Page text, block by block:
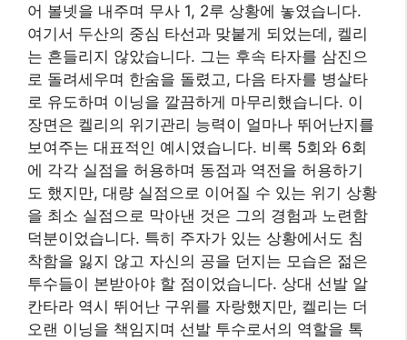
어 볼넷을 내주며 무사 1, 2루 상황에 놓였습니다.
여기서 두산의 중심 타선과 맞붙게 되었는데, 켈리
는 흔들리지 않았습니다. 그는 후속 타자를 삼진으
로 돌려세우며 한숨을 돌렸고, 다음 타자를 병살타
로 유도하며 이닝을 깔끔하게 마무리했습니다. 이
장면은 켈리의 위기관리 능력이 얼마나 뛰어난지를
보여주는 대표적인 예시였습니다. 비록 5회와 6회
에 각각 실점을 허용하며 동점과 역전을 허용하기
도 했지만, 대량 실점으로 이어질 수 있는 위기 상황
을 최소 실점으로 막아낸 것은 그의 경험과 노련함
덕분이었습니다. 특히 주자가 있는 상황에서도 침
착함을 잃지 않고 자신의 공을 던지는 모습은 젊은
투수들이 본받아야 할 점이었습니다. 상대 선발 알
칸타라 역시 뛰어난 구위를 자랑했지만, 켈리는 더
오랜 이닝을 책임지며 선발 투수로서의 역할을 톡